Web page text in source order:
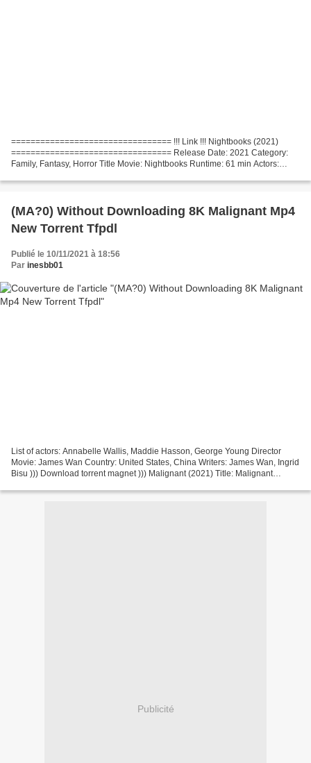
================================= !!! Link !!! Nightbooks (2021)
================================= Release Date: 2021 Category:
Family, Fantasy, Horror Title Movie: Nightbooks Runtime: 61 min Actors:
(MA?0) Without Downloading 8K Malignant Mp4
New Torrent Tfpdl
Publié le 10/11/2021 à 18:56
Par inesbb01
List of actors: Annabelle Wallis, Maddie Hasson, George Young Director
Movie: James Wan Country: United States, China Writers: James Wan, Ingrid
Bisu ))) Download torrent magnet ))) Malignant (2021) Title: Malignant
Publicité